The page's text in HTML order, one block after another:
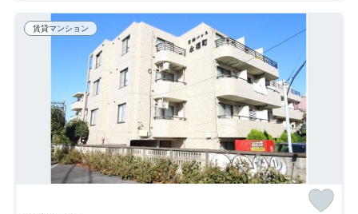
賃貸マンション